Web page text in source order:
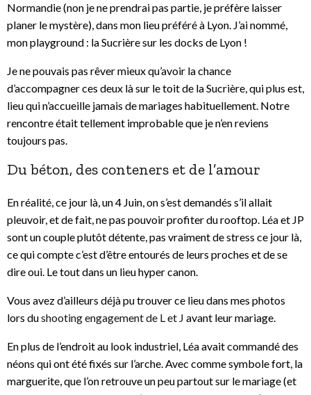
Normandie (non je ne prendrai pas partie, je préfère laisser
planer le mystère), dans mon lieu préféré à Lyon. J’ai nommé,
mon playground : la Sucrière sur les docks de Lyon !
Je ne pouvais pas rêver mieux qu’avoir la chance
d’accompagner ces deux là sur le toit de la Sucrière, qui plus est,
lieu qui n’accueille jamais de mariages habituellement. Notre
rencontre était tellement improbable que je n’en reviens
toujours pas.
Du béton, des conteners et de l’amour
En réalité, ce jour là, un 4 Juin, on s’est demandés s’il allait
pleuvoir, et de fait, ne pas pouvoir profiter du rooftop. Léa et JP
sont un couple plutôt détente, pas vraiment de stress ce jour là,
ce qui compte c’est d’être entourés de leurs proches et de se
dire oui. Le tout dans un lieu hyper canon.
Vous avez d’ailleurs déjà pu trouver ce lieu dans mes photos
lors dushooting engagement de L et J avant leur mariage.
En plus de l’endroit au look industriel, Léa avait commandé des
néons qui ont été fixés sur l’arche. Avec comme symbole fort, la
marguerite, que l’on retrouve un peu partout sur le mariage (et